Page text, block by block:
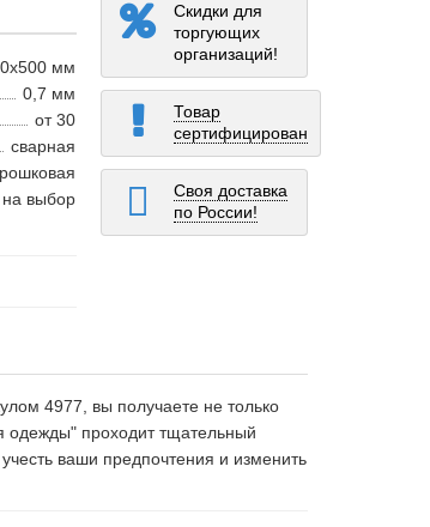
мм
0,7 мм
от 30
сварная
на выбор
Скидки для
торгующих
организаций!
Товар
сертифицирован
Своя доставка
по России!
4977, вы получаете не только
одежды" проходит тщательный
ваши предпочтения и изменить